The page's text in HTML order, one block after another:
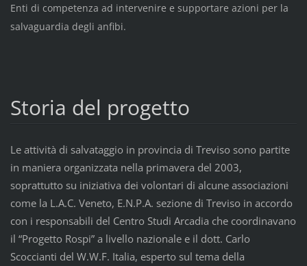
Enti di competenza ad intervenire e supportare azioni per la
salvaguardia degli anfibi.
Storia del progetto
Le attività di salvataggio in provincia di Treviso sono partite
in maniera organizzata nella primavera del 2003,
soprattutto su iniziativa dei volontari di alcune associazioni
come la L.A.C. Veneto, E.N.P.A. sezione di Treviso in accordo
con i responsabili del Centro Studi Arcadia che coordinavano
il “Progetto Rospi” a livello nazionale e il dott. Carlo
Scoccianti del W.W.F. Italia, esperto sul tema della